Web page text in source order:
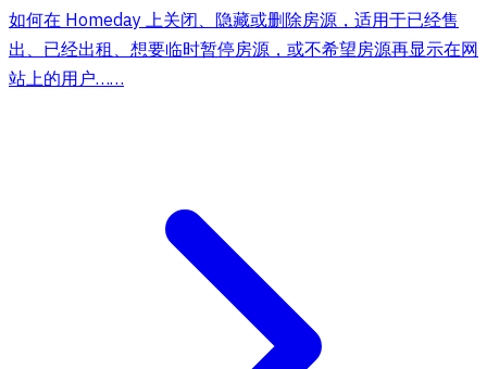
如何在 Homeday 上关闭、隐藏或删除房源，适用于已经售
出、已经出租、想要临时暂停房源，或不希望房源再显示在网
站上的用户……